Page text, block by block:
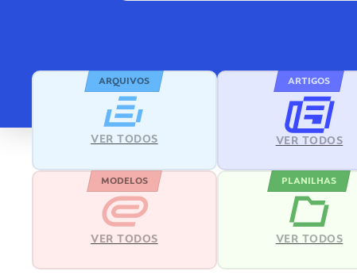
ARQUIVOS
VER TODOS
ARTIGOS
VER TODOS
MODELOS
VER TODOS
PLANILHAS
VER TODOS